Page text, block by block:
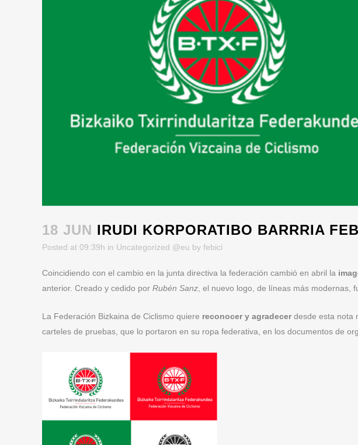
18 JUN IRUDI KORPORATIBO BARRRIA
Posted at 09:39h in Uncategorized @eu by febici
Coincidiendo con el cambio en la junta directiva la federación cambió en abril la
anterior. Creado y cedido por Rubén Sanz, el nuevo logo, de líneas más modernas,
La Federación Bizkaina de Ciclismo quiere reconocer y agradecerdesde esta nota
carteles de pruebas, que lo portaron en su ropa federativa, en los documentos de